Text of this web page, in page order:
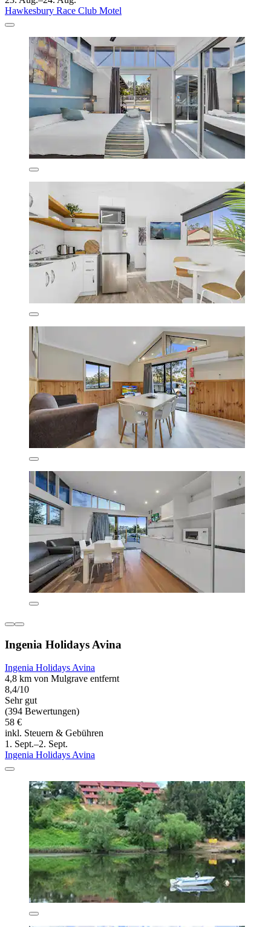
Hawkesbury Race Club Motel
Ingenia Holidays Avina
Ingenia Holidays Avina
4,8 km von Mulgrave entfernt
8,4/10
Sehr gut
(394 Bewertungen)
58 €
inkl. Steuern & Gebühren
1. Sept.–2. Sept.
Ingenia Holidays Avina